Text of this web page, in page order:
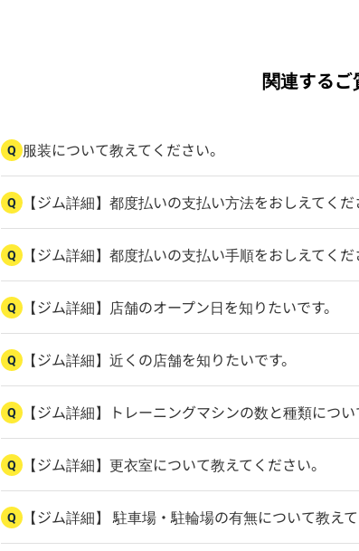
関連するご
Q 服装について教えてください。
Q 【ジム詳細】都度払いの支払い方法をおしえてくだ
Q 【ジム詳細】都度払いの支払い手順をおしえてくだ
Q 【ジム詳細】店舗のオープン日を知りたいです。
Q 【ジム詳細】近くの店舗を知りたいです。
Q 【ジム詳細】トレーニングマシンの数と種類につい
Q 【ジム詳細】更衣室について教えてください。
Q 【ジム詳細】 駐車場・駐輪場の有無について教えて